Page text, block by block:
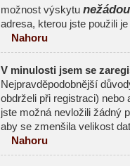
možnost výskytu
adresa, kterou jste použili
Nahoru
V minulosti jsem se
Nejpravděpodobnější
obdrželi při registraci) nebo
jste možná nevložili žádný
aby se zmenšila velikost
Nahoru